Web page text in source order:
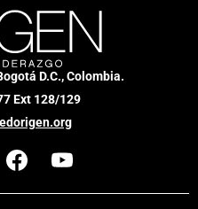
D.C., Colombia.
Ext 128/129